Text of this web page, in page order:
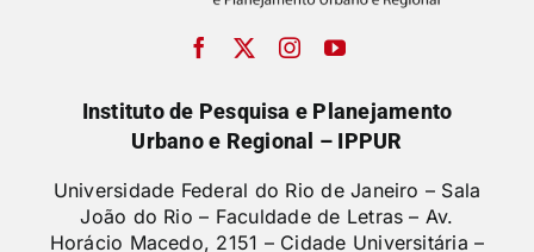
Instituto de Pesquisa e Planejamento
Urbano e Regional – IPPUR
Universidade Federal do Rio de Janeiro – Sala
João do Rio – Faculdade de Letras – Av.
Horácio Macedo, 2151 – Cidade Universitária –